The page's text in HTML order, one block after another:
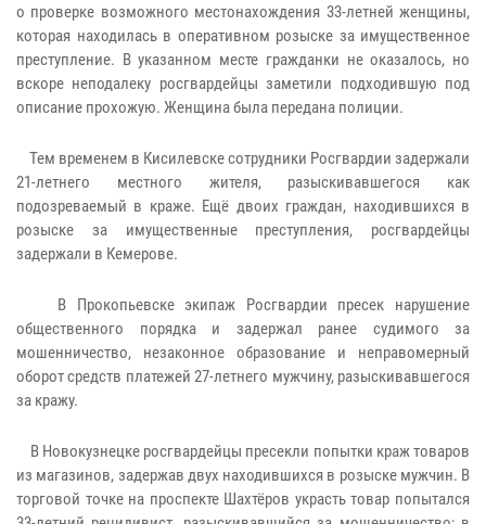
о проверке возможного местонахождения 33-летней женщины,
которая находилась в оперативном розыске за имущественное
преступление. В указанном месте гражданки не оказалось, но
вскоре неподалеку росгвардейцы заметили подходившую под
описание прохожую. Женщина была передана полиции.
Тем временем в Кисилевске сотрудники Росгвардии задержали
21-летнего местного жителя, разыскивавшегося как
подозреваемый в краже. Ещё двоих граждан, находившихся в
розыске за имущественные преступления, росгвардейцы
задержали в Кемерове.
В Прокопьевске экипаж Росгвардии пресек нарушение
общественного порядка и задержал ранее судимого за
мошенничество, незаконное образование и неправомерный
оборот средств платежей 27-летнего мужчину, разыскивавшегося
за кражу.
В Новокузнецке росгвардейцы пресекли попытки краж товаров
из магазинов, задержав двух находившихся в розыске мужчин. В
торговой точке на проспекте Шахтёров украсть товар попытался